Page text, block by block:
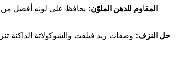
المقاوم للدهن الملوّن: يحافظ على لونه أفضل من
حل النزف: وصفات ريد فيلفت والشوكولاتة الداكنة